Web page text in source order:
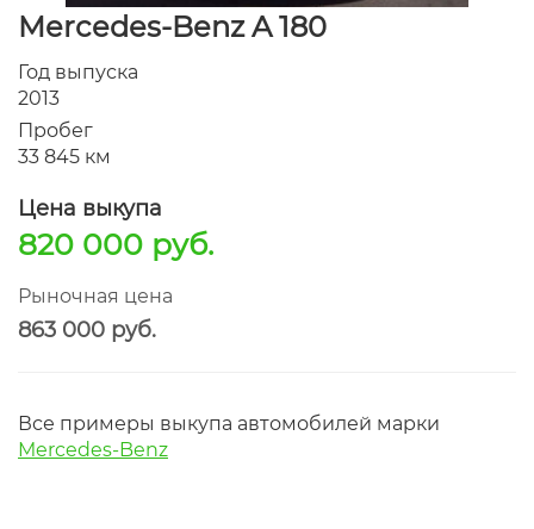
Mercedes-Benz A 180
Год выпуска
2013
Пробег
33 845 км
Цена выкупа
820 000 руб.
Рыночная цена
863 000 руб.
Все примеры выкупа автомобилей марки
Mercedes-Benz